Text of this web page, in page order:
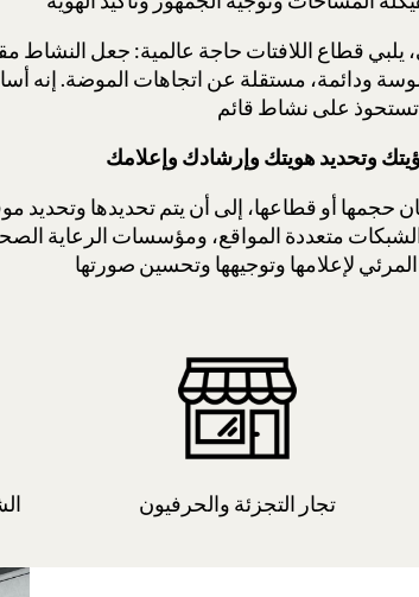
قطاع اللافتات حاجة عالمية: جعل النشاط
ودائمة، مستقلة عن اتجاهات الموضة. إنه
أو قطاعها، إلى أن يتم تحديدها وتحديد
متعددة المواقع، ومؤسسات الرعاية
تجار التجزئة والحرفيون